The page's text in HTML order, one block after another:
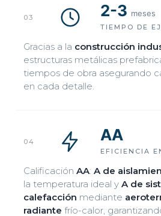
03 2-3 meses
TIEMPO DE
Gracias a la construcción
estructuras metálicas
tiempos de obra asegurando
en cada detalle.
04 AA
EFICIENCIA
Calificación AA: A de
la temperatura ideal y A de
calefacción mediante
radiante frío-calor,